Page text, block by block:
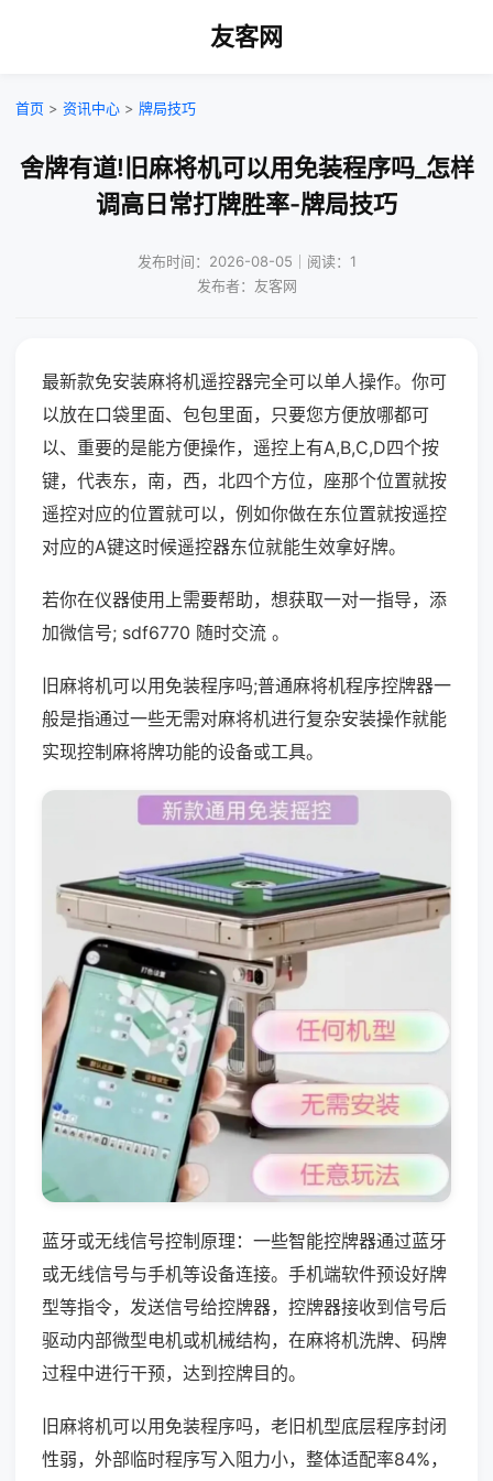
友客网
首页 > 资讯中心 > 牌局技巧
舍牌有道!旧麻将机可以用免装程序吗_怎样
调高日常打牌胜率-牌局技巧
发布时间：2026-08-05｜阅读：1
发布者：友客网
最新款免安装麻将机遥控器完全可以单人操作。你可
以放在口袋里面、包包里面，只要您方便放哪都可
以、重要的是能方便操作，遥控上有A,B,C,D四个按
键，代表东，南，西，北四个方位，座那个位置就按
遥控对应的位置就可以，例如你做在东位置就按遥控
对应的A键这时候遥控器东位就能生效拿好牌。
若你在仪器使用上需要帮助，想获取一对一指导，添
加微信号; sdf6770 随时交流 。
旧麻将机可以用免装程序吗;普通麻将机程序控牌器一
般是指通过一些无需对麻将机进行复杂安装操作就能
实现控制麻将牌功能的设备或工具。
蓝牙或无线信号控制原理：一些智能控牌器通过蓝牙
或无线信号与手机等设备连接。手机端软件预设好牌
型等指令，发送信号给控牌器，控牌器接收到信号后
驱动内部微型电机或机械结构，在麻将机洗牌、码牌
过程中进行干预，达到控牌目的。
旧麻将机可以用免装程序吗，老旧机型底层程序封闭
性弱，外部临时程序写入阻力小，整体适配率84%，